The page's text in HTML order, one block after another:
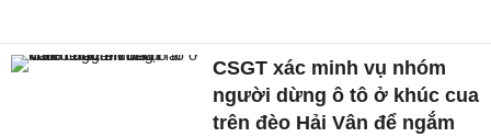
CSGT xác minh vụ nhóm
người dừng ô tô ở khúc cua
trên đèo Hải Vân để ngắm